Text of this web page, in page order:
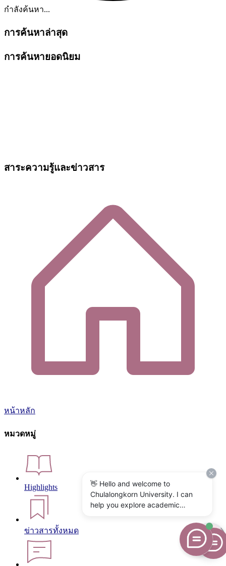
กำลังค้นหา...
การค้นหาล่าสุด
การค้นหายอดนิยม
สาระความรู้และข่าวสาร
หน้าหลัก
หมวดหมู่
Highlights
ข่าวสารทั้งหมด
👋 Hello and welcome to
Chulalongkorn University. I can
help you explore academic